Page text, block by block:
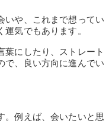
いや、これまで想ってい
気でもあります。
葉にしたり、ストレート
で、良い方向に進んでい
。例えば、会いたいと思